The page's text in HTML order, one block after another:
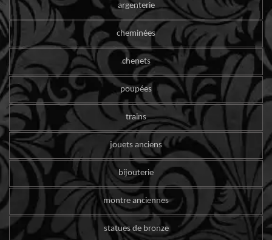
argenterie
cheminées
chenets
poupées
trains
jouets anciens
bijouterie
montre anciennes
statues de bronze